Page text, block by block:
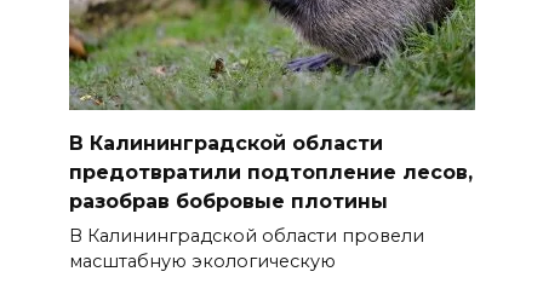
В Калининградской области
предотвратили подтопление лесов,
разобрав бобровые плотины
В Калининградской области провели
масштабную экологическую